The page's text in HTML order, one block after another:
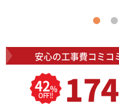
安心の工事費コミコ
42%
OFF!!